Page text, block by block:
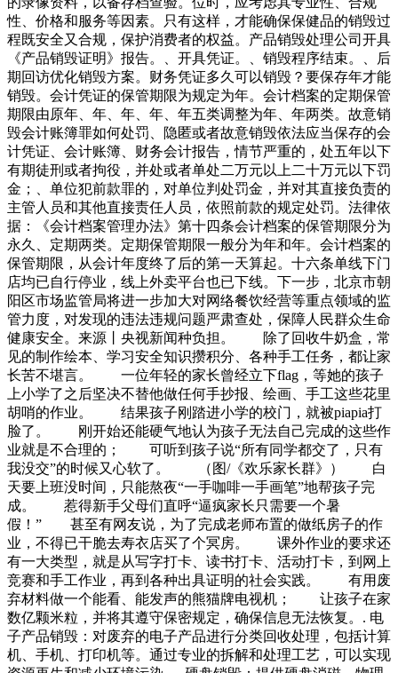
性、价格和服务等因素。只有这样，才能确保保健品的销毁过
程既安全又合规，保护消费者的权益。产品销毁处理公司开具
《产品销毁证明》报告。、开具凭证。、销毁程序结束。、后
期回访优化销毁方案。财务凭证多久可以销毁？要保存年才能
销毁。会计凭证的保管期限为规定为年。会计档案的定期保管
期限由原年、年、年、年、年五类调整为年、年两类。故意销
毁会计账簿罪如何处罚、隐匿或者故意销毁依法应当保存的会
计凭证、会计账簿、财务会计报告，情节严重的，处五年以下
有期徒刑或者拘役，并处或者单处二万元以上二十万元以下罚
金；、单位犯前款罪的，对单位判处罚金，并对其直接负责的
主管人员和其他直接责任人员，依照前款的规定处罚。法律依
据：《会计档案管理办法》第十四条会计档案的保管期限分为
永久、定期两类。定期保管期限一般分为年和年。会计档案的
保管期限，从会计年度终了后的第一天算起。十六条单线下门
店均已自行停业，线上外卖平台也已下线。下一步，北京市朝
阳区市场监管局将进一步加大对网络餐饮经营等重点领域的监
管力度，对发现的违法违规问题严肃查处，保障人民群众生命
健康安全。来源丨央视新闻种负担。 除了回收牛奶盒，常
见的制作绘本、学习安全知识攒积分、各种手工任务，都让家
长苦不堪言。 一位年轻的家长曾经立下flag，等她的孩子
上小学了之后坚决不替他做任何手抄报、绘画、手工这些花里
胡哨的作业。 结果孩子刚踏进小学的校门，就被piapia打
脸了。 刚开始还能硬气地认为孩子无法自己完成的这些作
业就是不合理的； 可听到孩子说“所有同学都交了，只有
我没交”的时候又心软了。 （图/《欢乐家长群》） 白
天要上班没时间，只能熬夜“一手咖啡一手画笔”地帮孩子完
成。 惹得新手父母们直呼“逼疯家长只需要一个暑
假！” 甚至有网友说，为了完成老师布置的做纸房子的作
业，不得已干脆去寿衣店买了个冥房。 课外作业的要求还
有一大类型，就是从写字打卡、读书打卡、活动打卡，到网上
竞赛和手工作业，再到各种出具证明的社会实践。 有用废
弃材料做一个能看、能发声的熊猫牌电视机； 让孩子在家
数亿颗米粒，并将其遵守保密规定，确保信息无法恢复。. 电
子产品销毁：对废弃的电子产品进行分类回收处理，包括计算
机、手机、打印机等。通过专业的拆解和处理工艺，可以实现